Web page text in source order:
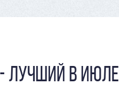
ЛУЧШИЙ В ИЮЛЕ